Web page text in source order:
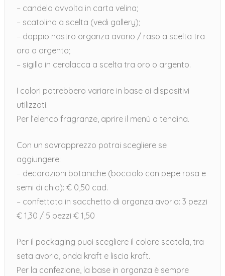
– candela avvolta in carta velina;
– scatolina a scelta (vedi gallery);
– doppio nastro organza avorio / raso a scelta tra
oro o argento;
– sigillo in ceralacca a scelta tra oro o argento.
I colori potrebbero variare in base ai dispositivi
utilizzati.
Per l’elenco fragranze, aprire il menù a tendina.
Con un sovrapprezzo potrai scegliere se
aggiungere:
– decorazioni botaniche (bocciolo con pepe rosa e
semi di chia): € 0,50 cad.
– confettata in sacchetto di organza avorio: 3 pezzi
€ 1,30 / 5 pezzi € 1,50
Per il packaging puoi scegliere il colore scatola, tra
seta avorio, onda kraft e liscia kraft.
Per la confezione, la base in organza è sempre